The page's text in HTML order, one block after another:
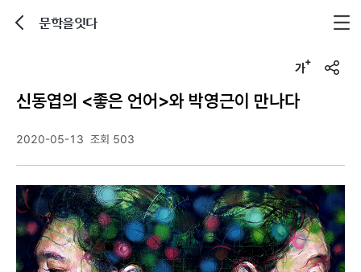
문학을잇다
u
신동엽의 <좋은 언어>와 박영근이 만나다
2020-05-13 조회 503